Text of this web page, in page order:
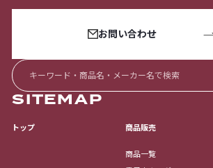
お問い合わせ
SITEMAP
トップ 商品販売
商品一覧